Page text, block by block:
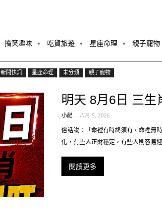
搞笑趣味 吃貨旅遊 星座命理 親子寵物
新聞快訊 星座命理 未分類 親子寵物
明天 8月6日 三生
小紀 - 八月 5, 2026
俗話說：「命裡有時終須有，命裡無
化，有些人正財穩定，有些人則容易
閱讀更多